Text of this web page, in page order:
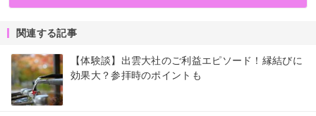
関連する記事
【体験談】出雲大社のご利益エピソード！縁結びに
効果大？参拝時のポイントも